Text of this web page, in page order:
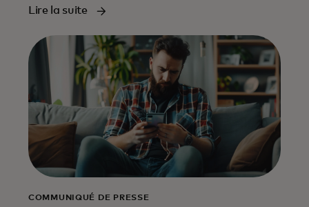
Lire la suite
COMMUNIQUÉ DE PRESSE